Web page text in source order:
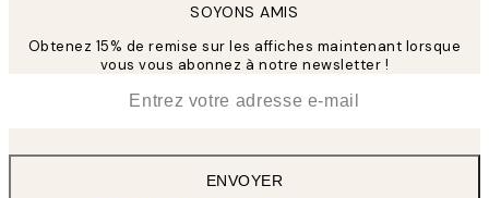
SOYONS AMIS
Obtenez 15% de remise sur les affiches maintenant lorsque
vous vous abonnez à notre newsletter !
ENVOYER